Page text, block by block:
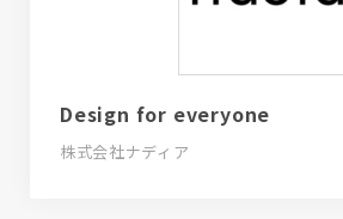
Design for everyone
株式会社ナディア